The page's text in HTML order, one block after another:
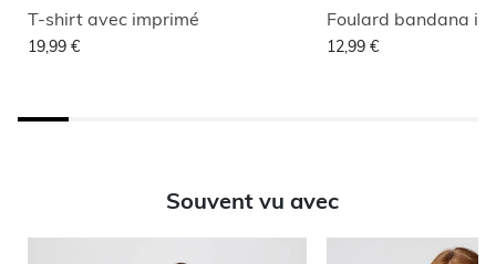
T-shirt avec imprimé
19,99 €
Foulard bandana
12,99 €
Souvent vu avec